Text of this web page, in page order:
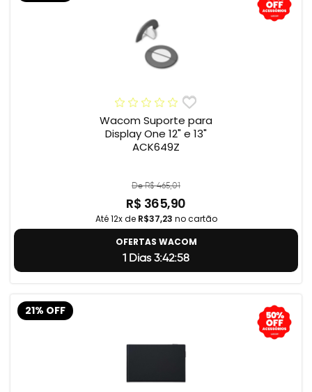
Wacom Suporte para
Display One 12" e 13"
ACK649Z
De R$ 465,01
R$ 365,90
Até 12x de R$37,23 no cartão
OFERTAS WACOM
1 Dias 3:42:57
21% OFF